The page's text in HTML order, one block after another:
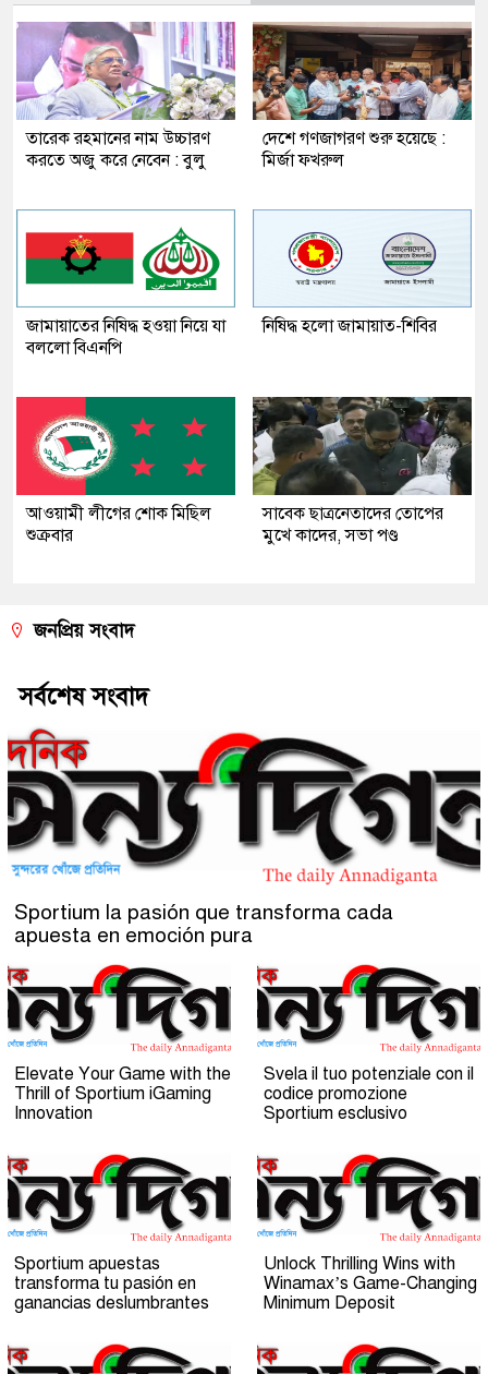
তারেক রহমানের নাম উচ্চারণ
করতে অজু করে নেবেন : বুলু
দেশে গণজাগরণ শুরু হয়েছে :
মির্জা ফখরুল
জামায়াতের নিষিদ্ধ হওয়া নিয়ে যা
বললো বিএনপি
নিষিদ্ধ হলো জামায়াত-শিবির
আওয়ামী লীগের শোক মিছিল
শুক্রবার
সাবেক ছাত্রনেতাদের তোপের
মুখে কাদের, সভা পণ্ড
জনপ্রিয় সংবাদ
সর্বশেষ সংবাদ
Sportium la pasión que transforma cada
apuesta en emoción pura
Elevate Your Game with the
Thrill of Sportium iGaming
Innovation
Svela il tuo potenziale con il
codice promozione
Sportium esclusivo
Sportium apuestas
transforma tu pasión en
ganancias deslumbrantes
Unlock Thrilling Wins with
Winamax’s Game-Changing
Minimum Deposit